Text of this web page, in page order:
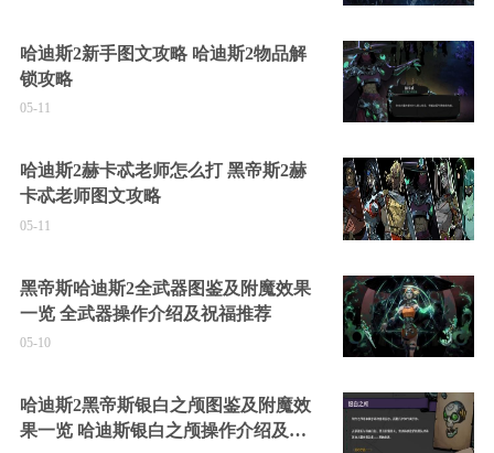
哈迪斯2新手图文攻略 哈迪斯2物品解
锁攻略
05-11
哈迪斯2赫卡忒老师怎么打 黑帝斯2赫
卡忒老师图文攻略
05-11
黑帝斯哈迪斯2全武器图鉴及附魔效果
一览 全武器操作介绍及祝福推荐
05-10
哈迪斯2黑帝斯银白之颅图鉴及附魔效
果一览 哈迪斯银白之颅操作介绍及祝